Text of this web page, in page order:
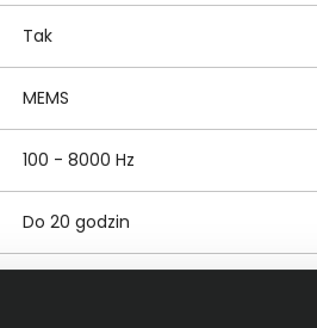
Tak
MEMS
100 - 8000 Hz
Do 20 godzin